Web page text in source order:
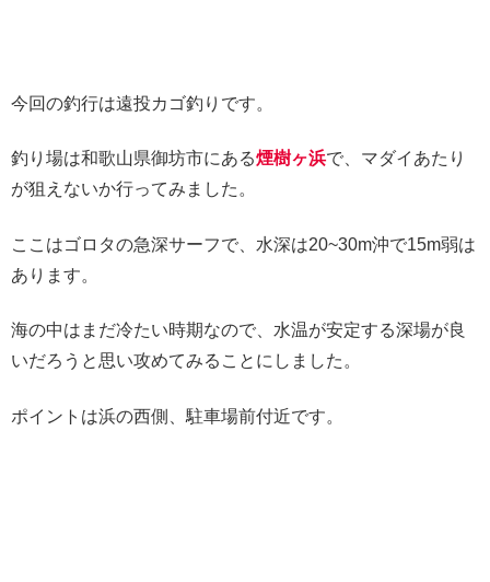
今回の釣行は遠投カゴ釣りです。
釣り場は和歌山県御坊市にある煙樹ヶ浜で、マダイあたり
が狙えないか行ってみました。
ここはゴロタの急深サーフで、水深は20~30m沖で15m弱は
あります。
海の中はまだ冷たい時期なので、水温が安定する深場が良
いだろうと思い攻めてみることにしました。
ポイントは浜の西側、駐車場前付近です。